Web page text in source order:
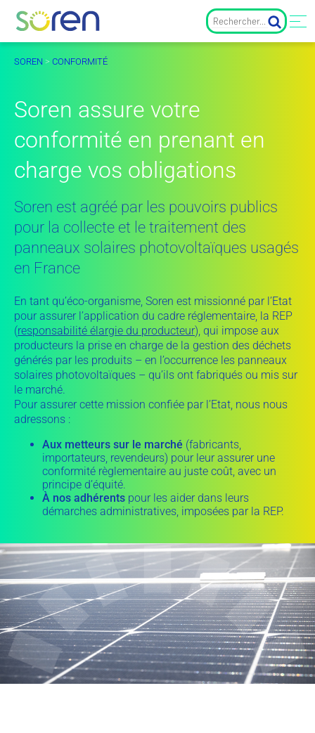
SOREN > CONFORMITÉ
Soren assure votre
conformité en prenant en
charge vos obligations
Soren est agréé par les pouvoirs publics
pour la collecte et le traitement des
panneaux solaires photovoltaïques usagés
en France
En tant qu’éco-organisme, Soren est missionné par l’Etat
pour assurer l’application du cadre réglementaire, la REP
(responsabilité élargie du producteur), qui impose aux
producteurs la prise en charge de la gestion des déchets
générés par les produits – en l’occurrence les panneaux
solaires photovoltaïques – qu’ils ont fabriqués ou mis sur
le marché.
Pour assurer cette mission confiée par l’Etat, nous nous
adressons :
Aux metteurs sur le marché (fabricants,
importateurs, revendeurs) pour leur assurer une
conformité règlementaire au juste coût, avec un
principe d’équité.
À nos adhérents pour les aider dans leurs
démarches administratives, imposées par la REP.